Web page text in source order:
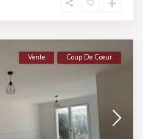
Vente Coup De Coeur